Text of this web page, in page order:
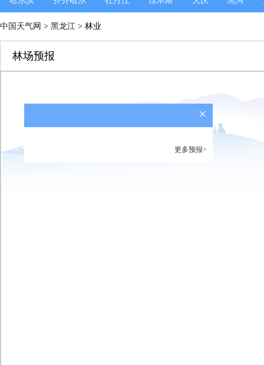
中国天气网 > 黑龙江 > 林业
林场预报
×
更多预报>